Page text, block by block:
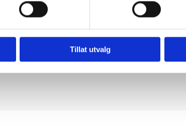
Tillat utvalg
for hus og